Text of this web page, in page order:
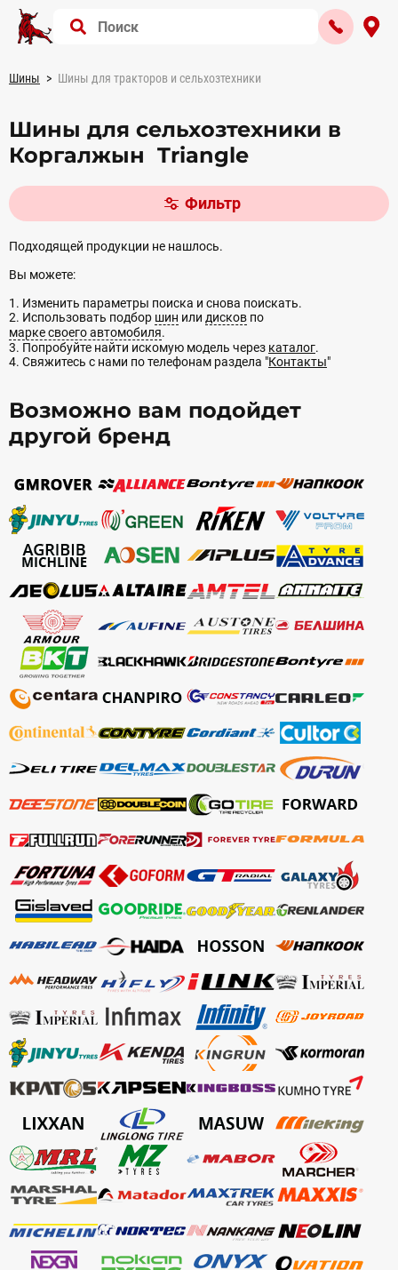
Шины Шины для тракторов и сельхозтехники
Шины для сельхозтехники в
Коргалжын Triangle
Фильтр
Подходящей продукции не нашлось.
Вы можете:
1. Изменить параметры поиска и снова поискать.
2. Использовать подбор шин или дисков по
марке своего автомобиля.
3. Попробуйте найти искомую модель через каталог.
4. Свяжитесь с нами по телефонам раздела "Контакты"
Возможно вам подойдет
другой бренд